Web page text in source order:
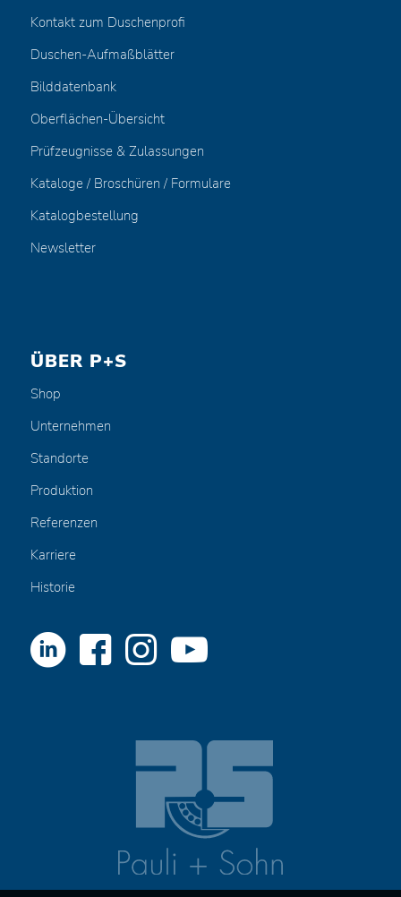
Kontakt zum Duschenprofi
Duschen-Aufmaßblätter
Bilddatenbank
Oberflächen-Übersicht
Prüfzeugnisse & Zulassungen
Kataloge / Broschüren / Formulare
Katalogbestellung
Newsletter
ÜBER P+S
Shop
Unternehmen
Standorte
Produktion
Referenzen
Karriere
Historie